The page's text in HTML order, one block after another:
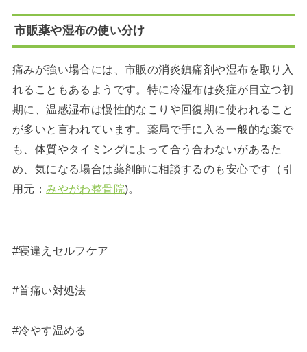
市販薬や湿布の使い分け
痛みが強い場合には、市販の消炎鎮痛剤や湿布を取り入
れることもあるようです。特に冷湿布は炎症が目立つ初
期に、温感湿布は慢性的なこりや回復期に使われること
が多いと言われています。薬局で手に入る一般的な薬で
も、体質やタイミングによって合う合わないがあるた
め、気になる場合は薬剤師に相談するのも安心です（引
用元：みやがわ整骨院)。
#寝違えセルフケア
#首痛い対処法
#冷やす温める